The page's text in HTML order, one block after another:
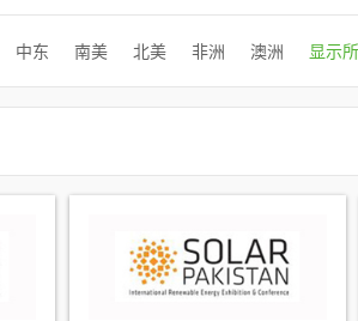
中东 南美 北美 非洲 澳洲 显示